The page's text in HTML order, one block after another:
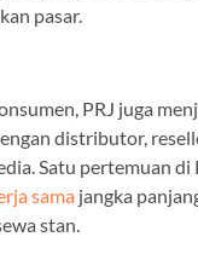
pasar.
PRJ juga
distributor,
Satu pertemuan di
sama jangka
stan.